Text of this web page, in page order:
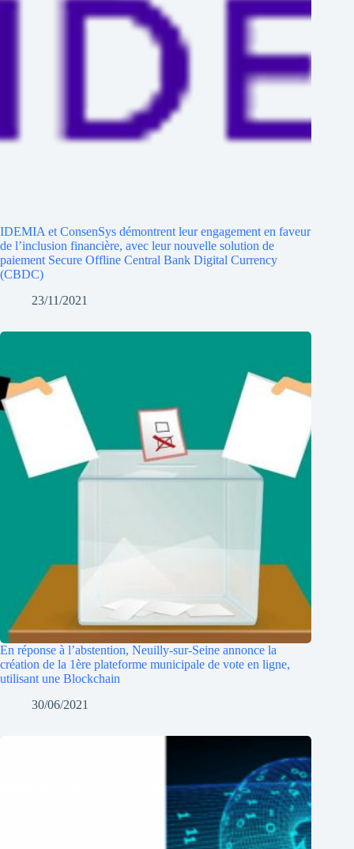
IDEMIA et ConsenSys démontrent leur engagement en faveur
de l’inclusion financière, avec leur nouvelle solution de
paiement Secure Offline Central Bank Digital Currency
(CBDC)
23/11/2021
En réponse à l’abstention, Neuilly-sur-Seine annonce la
création de la 1ère plateforme municipale de vote en ligne,
utilisant une Blockchain
30/06/2021